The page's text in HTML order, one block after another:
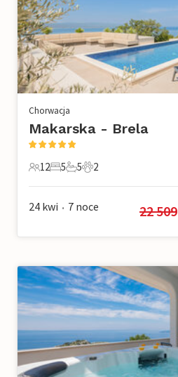
Chorwacja
Makarska - Brela
12 Goście
12
5 Sypialnie
5
5 Łazienki
5
2 Zwierzęta domowe
2
24 kwi • 7 noce 22 509